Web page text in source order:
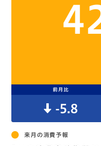
前月比
-5.8
来月の消費予報